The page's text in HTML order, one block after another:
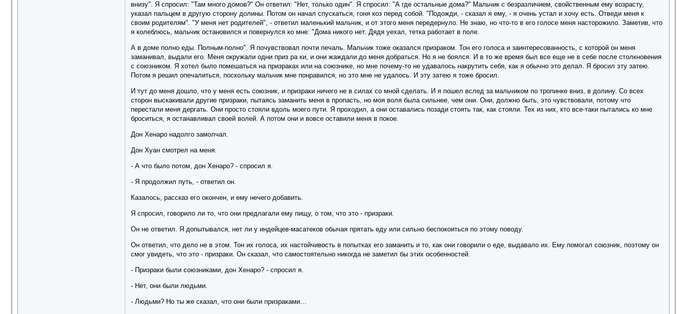
внизу". Я спросил: "Там много домов?" Он ответил: "Нет, только один". Я спросил: "А где остальные дома?" Мальчик с безразличием, свойственным ему возрасту,
указал пальцем в другую сторону долины. Потом он начал спускаться, гоня коз перед собой. "Подожди, - сказал я ему, - я очень устал и хочу есть. Отведи меня к
своим родителям". "У меня нет родителей", - ответил маленький мальчик, и от этого меня передернуло. Не знаю, но что-то в его голосе меня насторожило. Заметив, что
я колеблюсь, мальчик остановился и повернулся ко мне: "Дома никого нет. Дядя уехал, тетка работает в поле.
А в доме полно еды. Полным-полно". Я почувствовал почти печаль. Мальчик тоже оказался призраком. Тон его голоса и заинтересованность, с которой он меня
заманивал, выдали его. Меня окружали одни приз ра ки, и они жаждали до меня добраться. Но я не боялся. И в то же время был все еще не в себе после столкновения
с союзником. Я хотел было помешаться на призраках или на союзнике, но мне почему-то не удавалось накрутить себя, как я обычно это делал. Я бросил эту затею.
Потом я решил опечалиться, поскольку мальчик мне понравился, но это мне не удалось. И эту затею я тоже бросил.
И тут до меня дошло, что у меня есть союзник, и призраки ничего не в силах со мной сделать. И я пошел вслед за мальчиком по тропинке вниз, в долину. Со всех
сторон выскакивали другие призраки, пытаясь заманить меня в пропасть, но моя воля была сильнее, чем они. Они, должно быть, это чувствовали, потому что
перестали меня дергать. Они просто стояли вдоль моего пути. Я проходил, а они оставались позади стоять так, как стояли. Тех из них, кто все-таки пытались ко мне
броситься, я останавливал своей волей. А потом они и вовсе оставили меня в покое.
Дон Хенаро надолго замолчал.
Дон Хуан смотрел на меня.
- А что было потом, дон Хенаро? - спросил я.
- Я продолжил путь, - ответил он.
Казалось, рассказ его окончен, и ему нечего добавить.
Я спросил, говорило ли то, что они предлагали ему пищу, о том, что это - призраки.
Он не ответил. Я допытывался, нет ли у индейцев-масатеков обычая прятать еду или сильно беспокоиться по этому поводу.
Он ответил, что дело не в этом. Тон их голоса, их настойчивость в попытках его заманить и то, как они говорили о еде, выдавало их. Ему помогал союзник, поэтому он
смог увидеть, что это - призраки. Он сказал, что самостоятельно никогда не заметил бы этих особенностей.
- Призраки были союзниками, дон Хенаро? - спросил я.
- Нет, они были людьми.
- Людьми? Но ты же сказал, что они были призраками…